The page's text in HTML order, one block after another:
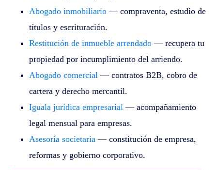
Abogado inmobiliario — compraventa, estudio de
títulos y escrituración.
Restitución de inmueble arrendado — recupera tu
propiedad por incumplimiento del arriendo.
Abogado comercial — contratos B2B, cobro de
cartera y derecho mercantil.
Iguala jurídica empresarial — acompañamiento
legal mensual para empresas.
Asesoría societaria — constitución de empresa,
reformas y gobierno corporativo.